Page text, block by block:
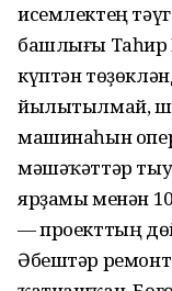
исемлектең
башлығы Таһир
күптән
йылытылмай,
машинаһын
мәшәҡәттәр
ярҙамы менән
— проекттың
Әбештәр